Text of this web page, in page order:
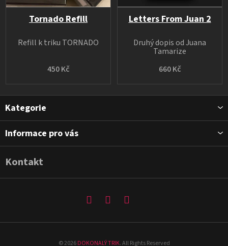
Tornado Refill
450 Kč
Refill k triku TORNADO
Letters From Juan 2
660 Kč
Druhý dopis od Juana
Tamarize
Z
p
Kategorie
Informace pro vás
Kontakt
©2026 DOKONALÝ TRIK. All Rights Reserved